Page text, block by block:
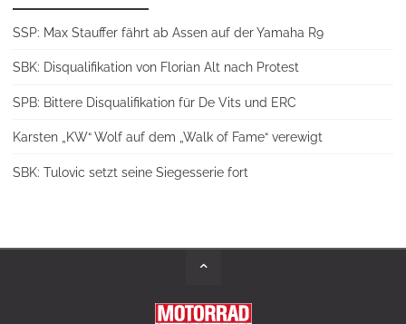
SSP: Max Stauffer fährt ab Assen auf der Yamaha R9
SBK: Disqualifikation von Florian Alt nach Protest
SPB: Bittere Disqualifikation für De Vits und ERC
Karsten „KW“ Wolf auf dem „Walk of Fame“ verewigt
SBK: Tulovic setzt seine Siegesserie fort
Back